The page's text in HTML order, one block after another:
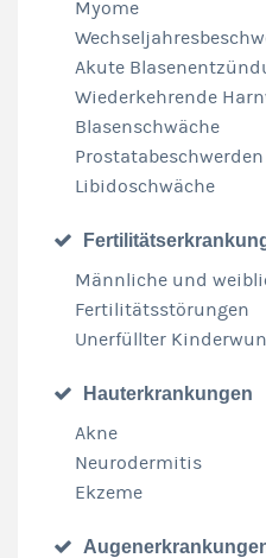
Myome
Akute
Wiederkehrende
Blasenschwäche
Prostatabeschwerden
Libidoschwäche
Männliche und
Fertilitätsstörungen
Unerfüllter
Hauterkrankungen
Akne
Neurodermitis
Ekzeme